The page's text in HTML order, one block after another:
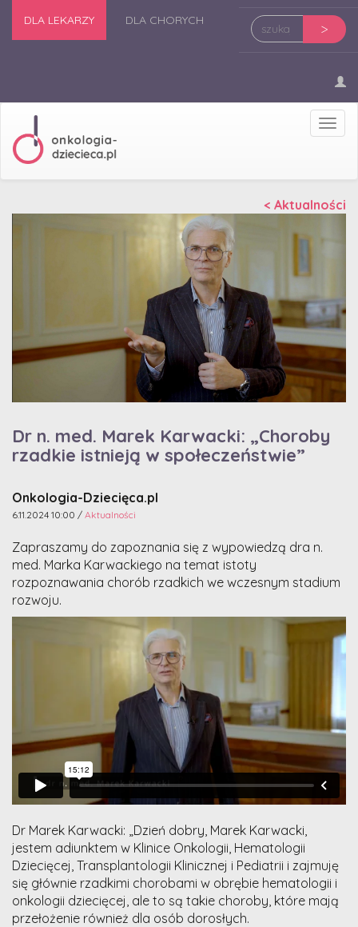
DLA LEKARZY DLA CHORYCH >
< Aktualności
Dr n. med. Marek Karwacki: „Choroby
rzadkie istnieją w społeczeństwie”
Onkologia-Dziecięca.pl
6.11.2024 10:00 / Aktualności
Zapraszamy do zapoznania się z wypowiedzą dra n.
med. Marka Karwackiego na temat istoty
rozpoznawania chorób rzadkich we wczesnym stadium
rozwoju.
Dr Marek Karwacki: „Dzień dobry, Marek Karwacki,
jestem adiunktem w Klinice Onkologii, Hematologii
Dziecięcej, Transplantologii Klinicznej i Pediatrii i zajmuję
się głównie rzadkimi chorobami w obrębie hematologii i
onkologii dziecięcej, ale to są takie choroby, które mają
przełożenie również dla osób dorosłych.